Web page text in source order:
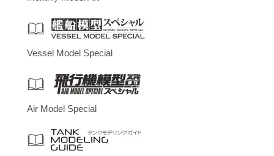
Vessel Model Special
Air Model Special